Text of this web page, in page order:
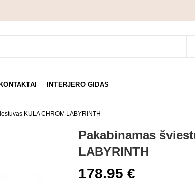
KONTAKTAI INTERJERO GIDAS
KULA CHROM LABYRINTH
Pakabinamas
LABYRINTH
178.95 €